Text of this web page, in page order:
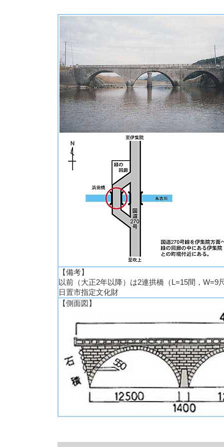
【備考】
以前（大正2年以降）は2連拱橋（L=15間，
日置市指定文化財
【側面図】